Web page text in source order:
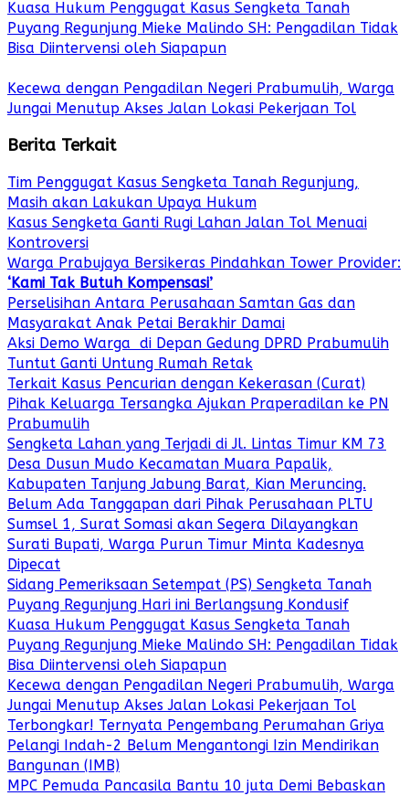
Kuasa Hukum Penggugat Kasus Sengketa Tanah
Puyang Regunjung Mieke Malindo SH: Pengadilan Tidak
Bisa Diintervensi oleh Siapapun
Kecewa dengan Pengadilan Negeri Prabumulih, Warga
Jungai Menutup Akses Jalan Lokasi Pekerjaan Tol
Berita Terkait
Tim Penggugat Kasus Sengketa Tanah Regunjung,
Masih akan Lakukan Upaya Hukum
Kasus Sengketa Ganti Rugi Lahan Jalan Tol Menuai
Kontroversi
Warga Prabujaya Bersikeras Pindahkan Tower Provider:
‘Kami Tak Butuh Kompensasi’
Perselisihan Antara Perusahaan Samtan Gas dan
Masyarakat Anak Petai Berakhir Damai
Aksi Demo Warga di Depan Gedung DPRD Prabumulih
Tuntut Ganti Untung Rumah Retak
Terkait Kasus Pencurian dengan Kekerasan (Curat)
Pihak Keluarga Tersangka Ajukan Praperadilan ke PN
Prabumulih
Sengketa Lahan yang Terjadi di Jl. Lintas Timur KM 73
Desa Dusun Mudo Kecamatan Muara Papalik,
Kabupaten Tanjung Jabung Barat, Kian Meruncing.
Belum Ada Tanggapan dari Pihak Perusahaan PLTU
Sumsel 1, Surat Somasi akan Segera Dilayangkan
Surati Bupati, Warga Purun Timur Minta Kadesnya
Dipecat
Sidang Pemeriksaan Setempat (PS) Sengketa Tanah
Puyang Regunjung Hari ini Berlangsung Kondusif
Kuasa Hukum Penggugat Kasus Sengketa Tanah
Puyang Regunjung Mieke Malindo SH: Pengadilan Tidak
Bisa Diintervensi oleh Siapapun
Kecewa dengan Pengadilan Negeri Prabumulih, Warga
Jungai Menutup Akses Jalan Lokasi Pekerjaan Tol
Terbongkar! Ternyata Pengembang Perumahan Griya
Pelangi Indah-2 Belum Mengantongi Izin Mendirikan
Bangunan (IMB)
MPC Pemuda Pancasila Bantu 10 juta Demi Bebaskan